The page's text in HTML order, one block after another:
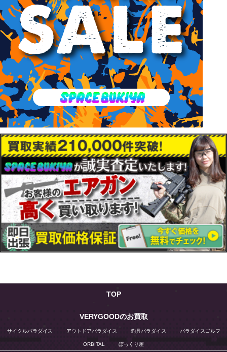
TOP
VERYGOODのお買取
サイクルパラダイス アウトドアパラダイス 釣具パラダイス パラダイスゴルフ
ORBITAL ぼっくり屋